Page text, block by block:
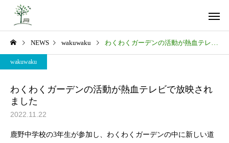
NEWS wakuwaku わくわくガーデンの活動が熱血テレビで放映されました
wakuwaku
わくわくガーデンの活動が熱血テレビで放映され
ました
2022.11.22
鹿野中学校の3年生が参加し、わくわくガーデンの中に新しい道